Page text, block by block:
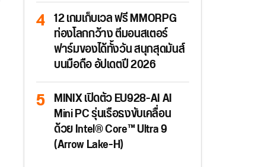
12 เกมเก็บเวล ฟรี MMORPG
ท่องโลกกว้าง ตีมอนสเตอร์
ฟาร์มของได้ทั้งวัน สนุกสุดมันส์
บนมือถือ อัปเดตปี 2026
MINIX เปิดตัว EU928-AI AI
Mini PC รุ่นเรือธงขับเคลื่อน
ด้วย Intel® Core™ Ultra 9
(Arrow Lake-H)